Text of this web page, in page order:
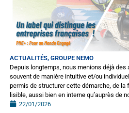
ACTUALITÉS, GROUPE NEMO
Depuis longtemps, nous menions déjà des
souvent de manière intuitive et/ou
permis de structurer cette démarche, de la
lisible, aussi bien en interne qu’auprès de
22/01/2026